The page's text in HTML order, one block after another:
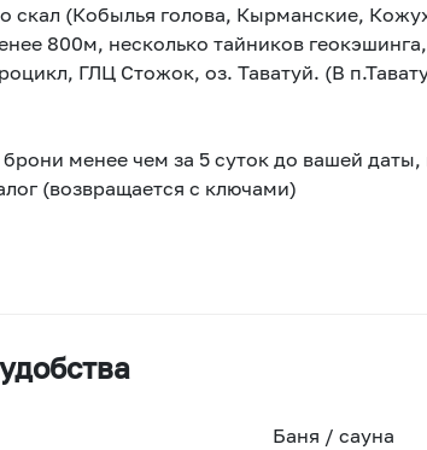
скал (Кобылья голова, Кырманские,
800м, несколько тайников
ГЛЦ Стожок, оз. Таватуй. (В
менее чем за 5 суток до вашей даты,
(возвращается с ключами)
Баня / сауна